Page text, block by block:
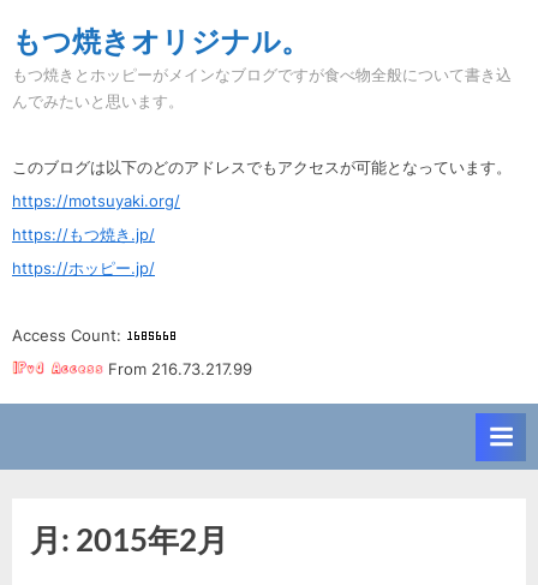
to
content
もつ焼きオリジナル。
もつ焼きとホッピーがメインなブログですが食べ物全般について書き込
んでみたいと思います。
このブログは以下のどのアドレスでもアクセスが可能となっています。
https://motsuyaki.org/
https://もつ焼き.jp/
https://ホッピー.jp/
Access Count:
From 216.73.217.99
月: 2015年2月